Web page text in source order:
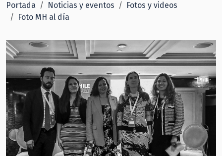
Portada Noticias y eventos
Fotos y videos
Foto MH al día